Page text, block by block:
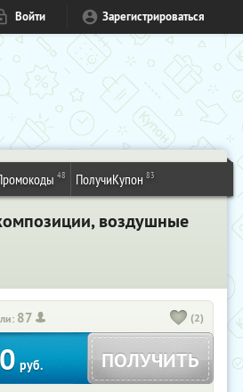
Войти Зарегистрироваться
48 ПолучиКупон 83
воздушные
87 (2)
руб. ПОЛУЧИТЬ